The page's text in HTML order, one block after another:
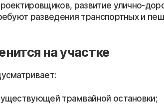
развитие улично-
разведения транспортных и
на участке
трамвайной остановки;